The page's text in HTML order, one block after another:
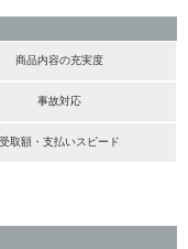
商品内容の充実度
事故対応
受取額・支払いスピード